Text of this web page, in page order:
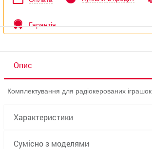
Гарантія
Опис
Комплектування для радіокерованих іграшок
Характеристики
Сумісно з моделями